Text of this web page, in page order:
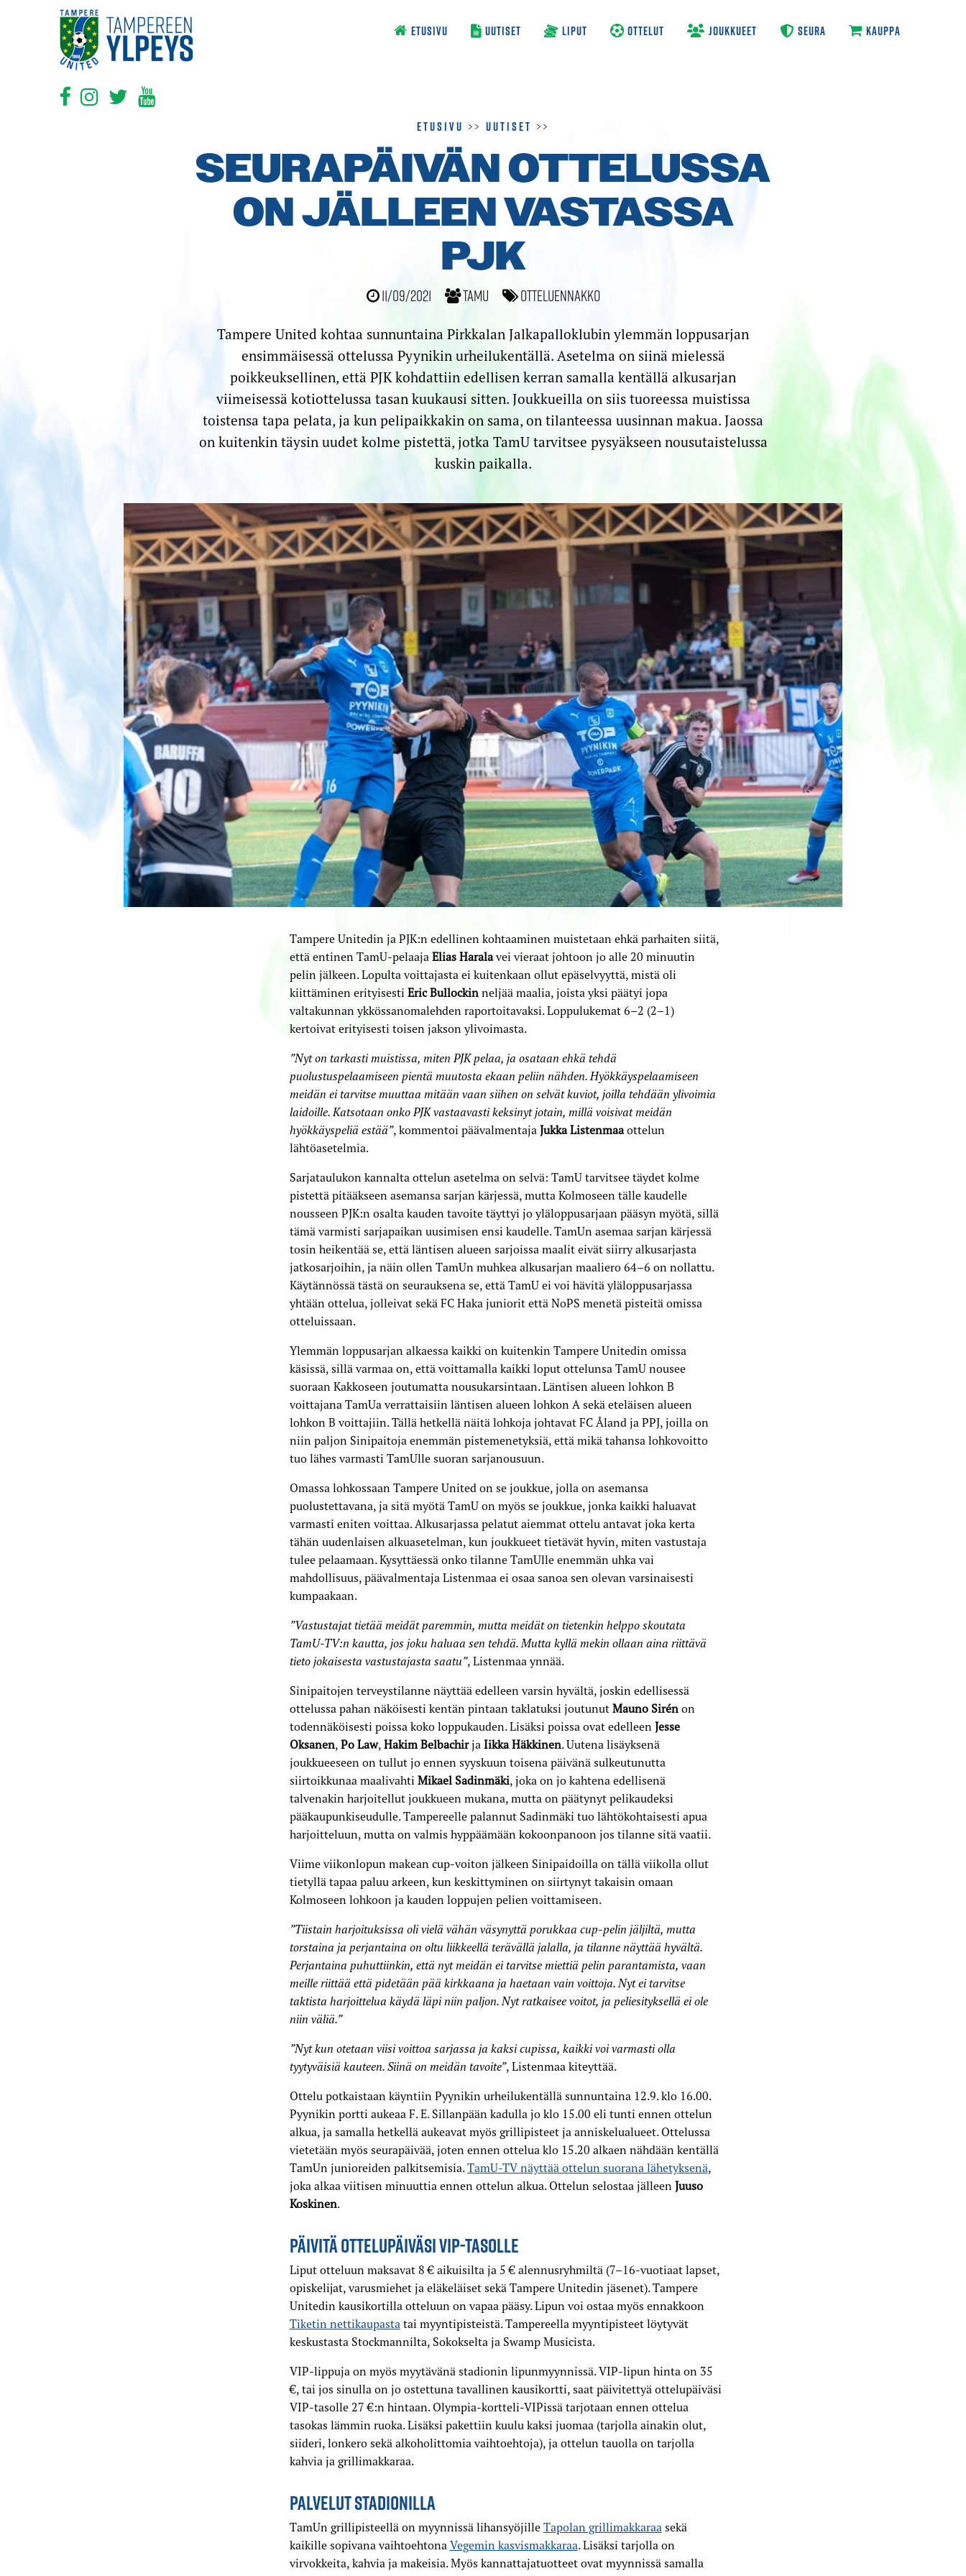
ETUSIVU UUTISET LIPUT OTTELUT JOUKKUEET SEURA KAUPPA
Etusivu >> Uutiset >>
SEURAPÄIVÄN OTTELUSSA
ON JÄLLEEN VASTASSA
PJK
11/09/2021 TamU Otteluennakko
Tampere United kohtaa sunnuntaina Pirkkalan Jalkapalloklubin ylemmän loppusarjan
ensimmäisessä ottelussa Pyynikin urheilukentällä. Asetelma on siinä mielessä
poikkeuksellinen, että PJK kohdattiin edellisen kerran samalla kentällä alkusarjan
viimeisessä kotiottelussa tasan kuukausi sitten. Joukkueilla on siis tuoreessa muistissa
toistensa tapa pelata, ja kun pelipaikkakin on sama, on tilanteessa uusinnan makua. Jaossa
on kuitenkin täysin uudet kolme pistettä, jotka TamU tarvitsee pysyäkseen nousutaistelussa
kuskin paikalla.
Tampere Unitedin ja PJK:n edellinen kohtaaminen muistetaan ehkä parhaiten siitä,
että entinen TamU-pelaaja Elias Haralavei vieraat johtoon jo alle 20 minuutin
pelin jälkeen. Lopulta voittajasta ei kuitenkaan ollut epäselvyyttä, mistä oli
kiittäminen erityisesti Eric Bullockinneljää maalia, joista yksi päätyi jopa
valtakunnan ykkössanomalehden raportoitavaksi. Loppulukemat 6–2 (2–1)
kertoivat erityisesti toisen jakson ylivoimasta.
”Nyt on tarkasti muistissa, miten PJK pelaa, ja osataan ehkä tehdä
puolustuspelaamiseen pientä muutosta ekaan peliin nähden. Hyökkäyspelaamiseen
meidän ei tarvitse muuttaa mitään vaan siihen on selvät kuviot, joilla tehdään ylivoimia
laidoille. Katsotaan onko PJK vastaavasti keksinyt jotain, millä voisivat meidän
hyökkäyspeliä estää”, kommentoi päävalmentaja Jukka Listenmaaottelun
lähtöasetelmia.
Sarjataulukon kannalta ottelun asetelma on selvä: TamU tarvitsee täydet kolme
pistettä pitääkseen asemansa sarjan kärjessä, mutta Kolmoseen tälle kaudelle
nousseen PJK:n osalta kauden tavoite täyttyi jo yläloppusarjaan pääsyn myötä, sillä
tämä varmisti sarjapaikan uusimisen ensi kaudelle. TamUn asemaa sarjan kärjessä
tosin heikentää se, että läntisen alueen sarjoissa maalit eivät siirry alkusarjasta
jatkosarjoihin, ja näin ollen TamUn muhkea alkusarjan maaliero 64–6 on nollattu.
Käytännössä tästä on seurauksena se, että TamU ei voi hävitä yläloppusarjassa
yhtään ottelua, jolleivat sekä FC Haka juniorit että NoPS menetä pisteitä omissa
otteluissaan.
Ylemmän loppusarjan alkaessa kaikki on kuitenkin Tampere Unitedin omissa
käsissä, sillä varmaa on, että voittamalla kaikki loput ottelunsa TamU nousee
suoraan Kakkoseen joutumatta nousukarsintaan. Läntisen alueen lohkon B
voittajana TamUa verrattaisiin läntisen alueen lohkon A sekä eteläisen alueen
lohkon B voittajiin. Tällä hetkellä näitä lohkoja johtavat FC Åland ja PPJ, joilla on
niin paljon Sinipaitoja enemmän pistemenetyksiä, että mikä tahansa lohkovoitto
tuo lähes varmasti TamUlle suoran sarjanousuun.
Omassa lohkossaan Tampere United on se joukkue, jolla on asemansa
puolustettavana, ja sitä myötä TamU on myös se joukkue, jonka kaikki haluavat
varmasti eniten voittaa. Alkusarjassa pelatut aiemmat ottelu antavat joka kerta
tähän uudenlaisen alkuasetelman, kun joukkueet tietävät hyvin, miten vastustaja
tulee pelaamaan. Kysyttäessä onko tilanne TamUlle enemmän uhka vai
mahdollisuus, päävalmentaja Listenmaa ei osaa sanoa sen olevan varsinaisesti
kumpaakaan.
”Vastustajat tietää meidät paremmin, mutta meidät on tietenkin helppo skoutata
TamU-TV:n kautta, jos joku haluaa sen tehdä. Mutta kyllä mekin ollaan aina riittävä
tieto jokaisesta vastustajasta saatu”, Listenmaa ynnää.
Sinipaitojen terveystilanne näyttää edelleen varsin hyvältä, joskin edellisessä
ottelussa pahan näköisesti kentän pintaan taklatuksi joutunut Mauno Sirénon
todennäköisesti poissa koko loppukauden. Lisäksi poissa ovat edelleen Jesse
Oksanen, Po Law, Hakim Belbachirja Iikka Häkkinen. Uutena lisäyksenä
joukkueeseen on tullut jo ennen syyskuun toisena päivänä sulkeutunutta
siirtoikkunaa maalivahti Mikael Sadinmäki, joka on jo kahtena edellisenä
talvenakin harjoitellut joukkueen mukana, mutta on päätynyt pelikaudeksi
pääkaupunkiseudulle. Tampereelle palannut Sadinmäki tuo lähtökohtaisesti apua
harjoitteluun, mutta on valmis hyppäämään kokoonpanoon jos tilanne sitä vaatii.
Viime viikonlopun makean cup-voiton jälkeen Sinipaidoilla on tällä viikolla ollut
tietyllä tapaa paluu arkeen, kun keskittyminen on siirtynyt takaisin omaan
Kolmoseen lohkoon ja kauden loppujen pelien voittamiseen.
”Tiistain harjoituksissa oli vielä vähän väsynyttä porukkaa cup-pelin jäljiltä, mutta
torstaina ja perjantaina on oltu liikkeellä terävällä jalalla, ja tilanne näyttää hyvältä.
Perjantaina puhuttiinkin, että nyt meidän ei tarvitse miettiä pelin parantamista, vaan
meille riittää että pidetään pää kirkkaana ja haetaan vain voittoja. Nyt ei tarvitse
taktista harjoittelua käydä läpi niin paljon. Nyt ratkaisee voitot, ja peliesityksellä ei ole
niin väliä.”
”Nyt kun otetaan viisi voittoa sarjassa ja kaksi cupissa, kaikki voi varmasti olla
tyytyväisiä kauteen. Siinä on meidän tavoite”, Listenmaa kiteyttää.
Ottelu potkaistaan käyntiin Pyynikin urheilukentällä sunnuntaina 12.9. klo 16.00.
Pyynikin portti aukeaa F. E. Sillanpään kadulla jo klo 15.00 eli tunti ennen ottelun
alkua, ja samalla hetkellä aukeavat myös grillipisteet ja anniskelualueet. Ottelussa
vietetään myös seurapäivää, joten ennen ottelua klo 15.20 alkaen nähdään kentällä
TamUn junioreiden palkitsemisia.TamU-TV näyttää ottelun suorana lähetyksenä,
joka alkaa viitisen minuuttia ennen ottelun alkua. Ottelun selostaa jälleen Juuso
Koskinen.
PÄIVITÄ OTTELUPÄIVÄSI VIP-TASOLLE
Liput otteluun maksavat 8 € aikuisilta ja 5 € alennusryhmiltä (7–16-vuotiaat lapset,
opiskelijat, varusmiehet ja eläkeläiset sekä Tampere Unitedin jäsenet). Tampere
Unitedin kausikortilla otteluun on vapaa pääsy. Lipun voi ostaa myös ennakkoon
Tiketin nettikaupastatai myyntipisteistä. Tampereella myyntipisteet löytyvät
keskustasta Stockmannilta, Sokokselta ja Swamp Musicista.
VIP-lippuja on myös myytävänä stadionin lipunmyynnissä. VIP-lipun hinta on 35
€, tai jos sinulla on jo ostettuna tavallinen kausikortti, saat päivitettyä ottelupäiväsi
VIP-tasolle 27 €:n hintaan. Olympia-kortteli-VIPissä tarjotaan ennen ottelua
tasokas lämmin ruoka. Lisäksi pakettiin kuulu kaksi juomaa (tarjolla ainakin olut,
siideri, lonkero sekä alkoholittomia vaihtoehtoja), ja ottelun tauolla on tarjolla
kahvia ja grillimakkaraa.
PALVELUT STADIONILLA
TamUn grillipisteellä on myynnissä lihansyöjille Tapolan grillimakkaraasekä
kaikille sopivana vaihtoehtona Vegemin kasvismakkaraa. Lisäksi tarjolla on
virvokkeita, kahvia ja makeisia. Myös kannattajatuotteet ovat myynnissä samalla